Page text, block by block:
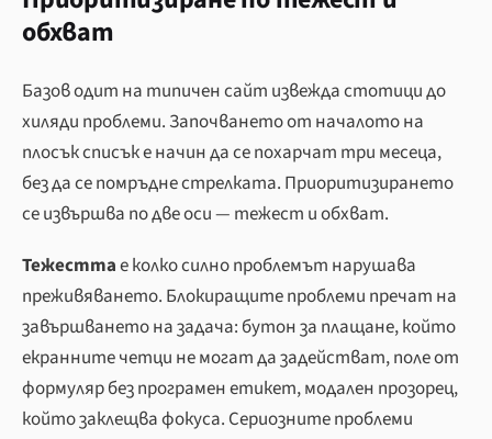
обхват
Базов одит на типичен сайт извежда стотици до
хиляди проблеми. Започването от началото на
плосък списък е начин да се похарчат три месеца,
без да се помръдне стрелката. Приоритизирането
се извършва по две оси — тежест и обхват.
Тежесттае колко силно проблемът нарушава
преживяването. Блокиращите проблеми пречат на
завършването на задача: бутон за плащане, който
екранните четци не могат да задействат, поле от
формуляр без програмен етикет, модален прозорец,
който заклещва фокуса. Сериозните проблеми